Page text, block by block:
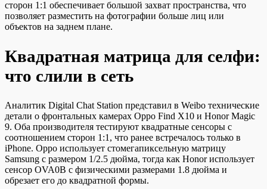
сторон 1:1 обеспечивает большой захват пространства, что
позволяет разместить на фотографии больше лиц или
объектов на заднем плане.
Квадратная матрица для селфи:
что слили в сеть
Аналитик Digital Chat Station представил в Weibo технические
детали о фронтальных камерах Oppo Find X10 и Honor Magic
9. Оба производителя тестируют квадратные сенсоры с
соотношением сторон 1:1, что ранее встречалось только в
iPhone. Oppo использует стомегапиксельную матрицу
Samsung с размером 1/2.5 дюйма, тогда как Honor использует
сенсор OVA0B с физическими размерами 1.8 дюйма и
обрезает его до квадратной формы.